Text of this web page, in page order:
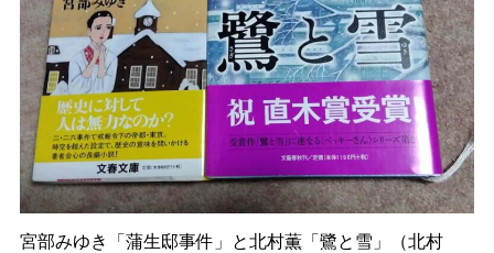
宮部みゆき「蒲生邸事件」と北村薫「鷺と雪」（北村